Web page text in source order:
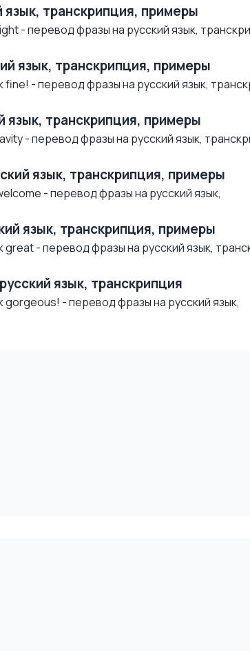
транскрипция, примеры
- перевод фразы на русский язык,
язык, транскрипция, примеры
- перевод фразы на русский язык,
язык, транскрипция, примеры
- перевод фразы на русский язык,
язык, транскрипция, примеры
- перевод фразы на русский язык,
язык, транскрипция, примеры
- перевод фразы на русский язык,
язык, транскрипция
- перевод фразы на русский язык,